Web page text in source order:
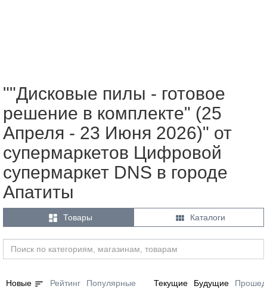
""Дисковые пилы - готовое
решение в комплекте" (25
Апреля - 23 Июня 2026)" от
супермаркетов Цифровой
супермаркет DNS в городе
Апатиты
 Товары  Каталоги
Новые sort Рейтинг Популярные Текущие Будущие